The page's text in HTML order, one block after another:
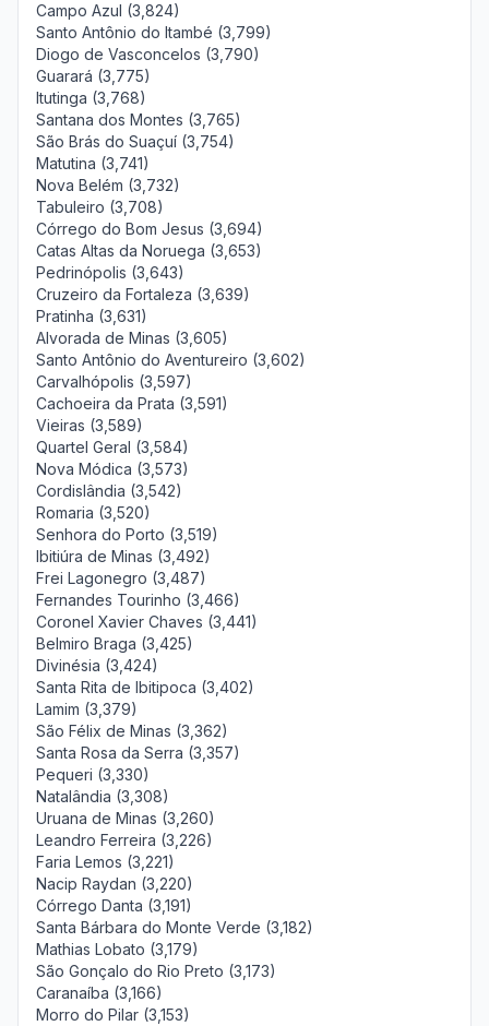
Campo Azul (3,824)
Santo Antônio do Itambé (3,799)
Diogo de Vasconcelos (3,790)
Guarará (3,775)
Itutinga (3,768)
Santana dos Montes (3,765)
São Brás do Suaçuí (3,754)
Matutina (3,741)
Nova Belém (3,732)
Tabuleiro (3,708)
Córrego do Bom Jesus (3,694)
Catas Altas da Noruega (3,653)
Pedrinópolis (3,643)
Cruzeiro da Fortaleza (3,639)
Pratinha (3,631)
Alvorada de Minas (3,605)
Santo Antônio do Aventureiro (3,602)
Carvalhópolis (3,597)
Cachoeira da Prata (3,591)
Vieiras (3,589)
Quartel Geral (3,584)
Nova Módica (3,573)
Cordislândia (3,542)
Romaria (3,520)
Senhora do Porto (3,519)
Ibitiúra de Minas (3,492)
Frei Lagonegro (3,487)
Fernandes Tourinho (3,466)
Coronel Xavier Chaves (3,441)
Belmiro Braga (3,425)
Divinésia (3,424)
Santa Rita de Ibitipoca (3,402)
Lamim (3,379)
São Félix de Minas (3,362)
Santa Rosa da Serra (3,357)
Pequeri (3,330)
Natalândia (3,308)
Uruana de Minas (3,260)
Leandro Ferreira (3,226)
Faria Lemos (3,221)
Nacip Raydan (3,220)
Córrego Danta (3,191)
Santa Bárbara do Monte Verde (3,182)
Mathias Lobato (3,179)
São Gonçalo do Rio Preto (3,173)
Caranaíba (3,166)
Morro do Pilar (3,153)